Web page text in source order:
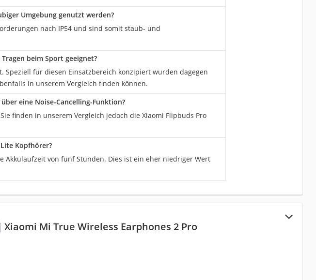
Umgebung genutzt werden?
nach IP54 und sind somit staub- und
beim Sport geeignet?
Speziell für diesen Einsatzbereich konzipiert wurden dagegen
in unserem Vergleich finden können.
eine Noise-Cancelling-Funktion?
finden in unserem Vergleich jedoch die Xiaomi Flipbuds Pro
Kopfhörer?
Akkulaufzeit von fünf Stunden. Dies ist ein eher niedriger Wert
Xiaomi Mi True Wireless Earphones 2 Pro